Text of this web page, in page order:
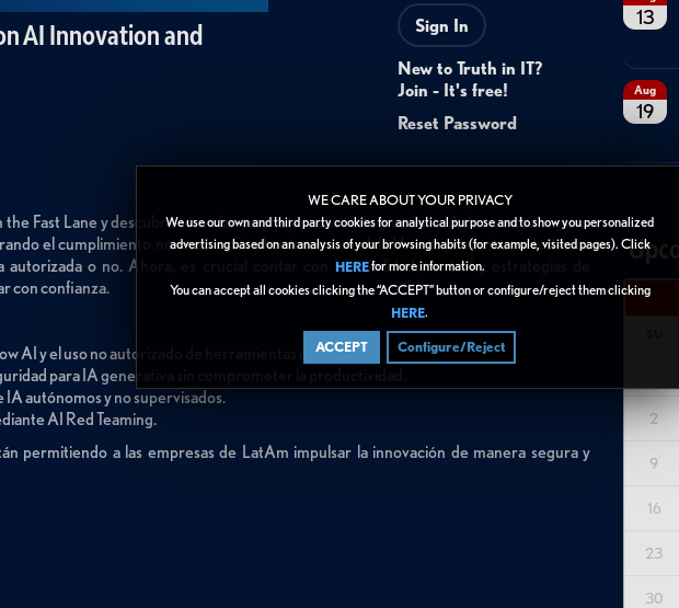
WE CARE ABOUT YOUR PRIVACY
We use our own and third party cookies for analytical purpose and to show you personalized
advertising based on an analysis of your browsing habits (for example, visited pages). Click
HEREfor more information.
You can accept all cookies clicking the “ACCEPT” button or configure/reject them clicking
HERE.
ACCEPT Configure/Reject
AI Innovation and
Sign In
New to Truth in IT?
Join - It's free!
Reset Password
Fast Lane y descubra cómo las empresas están integrando la IA de manera segura,
el cumplimiento normativo. En el entorno actual, la IA está presente en todas las
autorizada o no. Ahora, es crucial contar con la visibilidad, control y estrategias de
con confianza.
AI y el uso no autorizado de herramientas de IA.
para IA generativa sin comprometer la productividad.
autónomos y no supervisados.
AI Red Teaming.
permitiendo a las empresas de LatAm impulsar la innovación de manera segura y
13
Aug
19
2
9
16
23
30